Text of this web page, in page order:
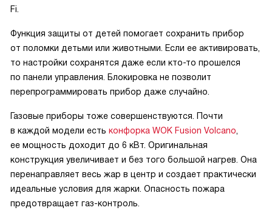
Fi.
Функция защиты от детей помогает сохранить прибор
от поломки детьми или животными. Если ее активировать,
то настройки сохранятся даже если кто-то прошелся
по панели управления. Блокировка не позволит
перепрограммировать прибор даже случайно.
Газовые приборы тоже совершенствуются. Почти
в каждой модели есть конфорка WOK Fusion Volcano
ее мощность доходит до 6 кВт. Оригинальная
конструкция увеличивает и без того большой нагрев. Она
перенаправляет весь жар в центр и создает практически
идеальные условия для жарки. Опасность пожара
предотвращает газ-контроль.